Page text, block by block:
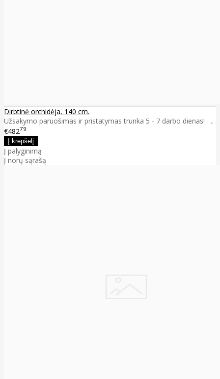
Dirbtinė orchidėja, 140 cm.
Užsakymo paruošimas ir pristatymas trunka 5 - 7 darbo dienas! ..
€48279
Į palyginimą
Į norų sąrašą